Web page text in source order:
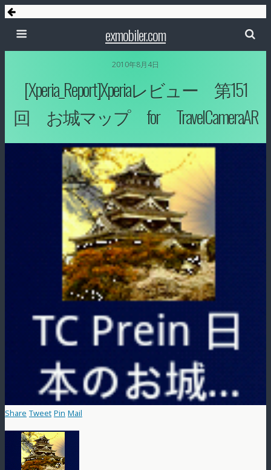
exmobiler.com
2010年8月4日
[Xperia_Report]Xperiaレビュー 第151
回 お城マップ for TravelCameraAR
Share Tweet Pin Mail